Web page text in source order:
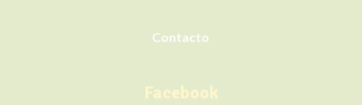
Contacto
Facebook